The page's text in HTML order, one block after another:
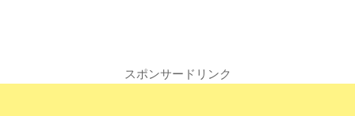
スポンサードリンク